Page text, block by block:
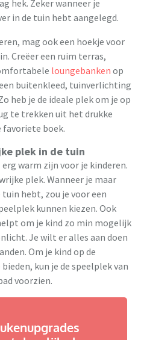
hek. Zeker wanneer je
in de tuin hebt aangelegd.
mag ook een hoekje voor
Creëer een ruim terras,
loungebanken op
buitenkleed, tuinverlichting
heb je de ideale plek om je op
te trekken uit het drukke
favoriete boek.
plek in de tuin
warm zijn voor je kinderen.
plek. Wanneer je maar
hebt, zou je voor een
kunnen kiezen. Ook
om je kind zo min mogelijk
Je wilt er alles aan doen
Om je kind op de
kun je de speelplek van
voorzien.